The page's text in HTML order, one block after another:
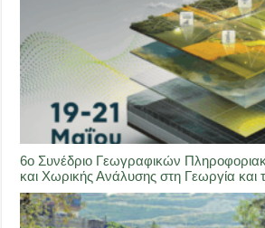
6ο Συνέδριο Γεωγραφικών
και Χωρικής Ανάλυσης στη Γεωργία και